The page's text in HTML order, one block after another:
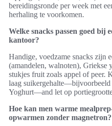
bereidingsronde per week met
herhaling te voorkomen.
Welke snacks passen goed bij
kantoor?
Handige, voedzame snacks zijn
(amandelen, walnoten), Griekse
stukjes fruit zoals appel of peer.
laag
Yoghurt—and let op
Hoe kan men warme
opwarmen zonder magnetron?